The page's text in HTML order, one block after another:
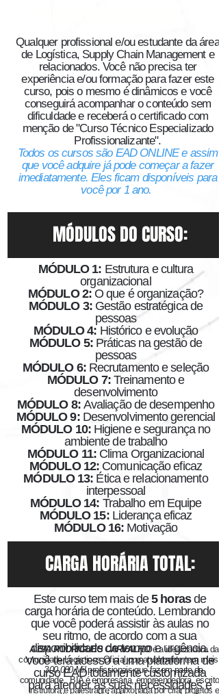
Qualquer profissional e/ou estudante da área
de Logística, Supply Chain Management e
relacionados. Você não precisa ter
experiência e/ou formação para fazer este
curso, pois o mesmo édinâmicos e você
conseguirá acompanhar o conteúdo sem
dificuldade e receberá o certificado com
menção de "Curso Técnico Especializado
Profissionalizante".
Todos os cursos são EAD ONLINE e assim
que você adquire já pode começar a fazer
imediatamente. Eles ficam disponíveis para
você por 1 ano.
MÓDULOS DO CURSO:
MÓDULO 1: Estrutura e cultura
organizacional
MÓDULO 2: O que é organização?
MÓDULO 3:Gestão estratégica de
pessoas
MÓDULO 4: Histórico e evolução
MÓDULO 5:Práticas na gestão de
pessoas
MÓDULO 6:Recrutamento e seleção
MÓDULO 7: Treinamento e
desenvolvimento
MÓDULO 8: Avaliação de desempenho
MÓDULO 9:Desenvolvimento gerencial
MÓDULO 10: Higiene e segurança no
ambiente de trabalho
MÓDULO 11: Clima Organizacional
MÓDULO 12: Comunicação eficaz
MÓDULO 13: Ética e relacionamento
interpessoal
MÓDULO 14: Trabalho em Equipe
MÓDULO 15: Liderança eficaz
MÓDULO 16: Motivação
CARGA HORÁRIA TOTAL:
Este curso tem mais de5 horasde
carga horária de conteúdo. Lembrando
que você poderá assistir às aulas no
seu ritmo, de acordo com a sua
disponibilidade de tempo e urgência.
Você terá acesso a uma plataforma de
curso EAD totalmente customizada
para atender às suas necessidades e
A BIA RODRIGUES CARVALHOé a idealizadora da
comunidade Logísticos Oficial que atualmente tem mais
300.000 Milprofissionais que fazem parte da
comunidade.BIA é empresária, empreendedora,
instrutora e palestrante apaixonada por criar projetos e